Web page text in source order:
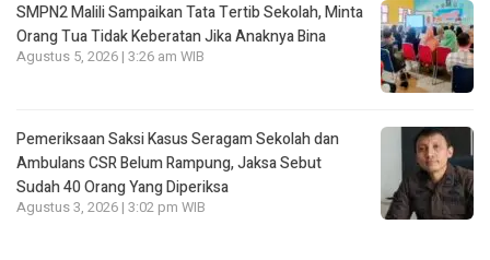
SMPN2 Malili Sampaikan Tata Tertib Sekolah, Minta
Orang Tua Tidak Keberatan Jika Anaknya Bina
Agustus 5, 2026 | 3:26 am WIB
Pemeriksaan Saksi Kasus Seragam Sekolah dan
Ambulans CSR Belum Rampung, Jaksa Sebut
Sudah 40 Orang Yang Diperiksa
Agustus 3, 2026 | 3:02 pm WIB